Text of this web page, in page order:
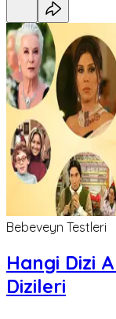
Bebeveyn Testleri
Hangi Dizi
Dizileri